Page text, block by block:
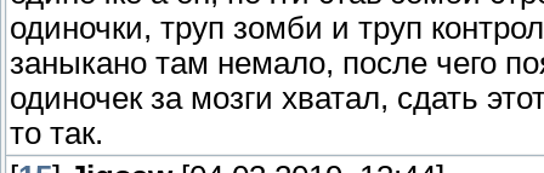
одиночки, труп зомби и труп
заныкано там немало, после чего
одиночек за мозги хватал, сдать
то так.